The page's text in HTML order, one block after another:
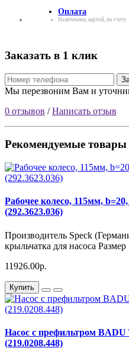
Оплата
Наличными, картой, по счету
Заказать в 1 клик
Мы перезвоним Вам и
0 отзывов /Написать отзыв
Рекомендуемые товары
Рабочее колесо, 115мм,
(292.3623.036)
Производитель Speck
крыльчатка для насоса
11926.00р.
Купить
Насос с префильтром
(219.0208.448)